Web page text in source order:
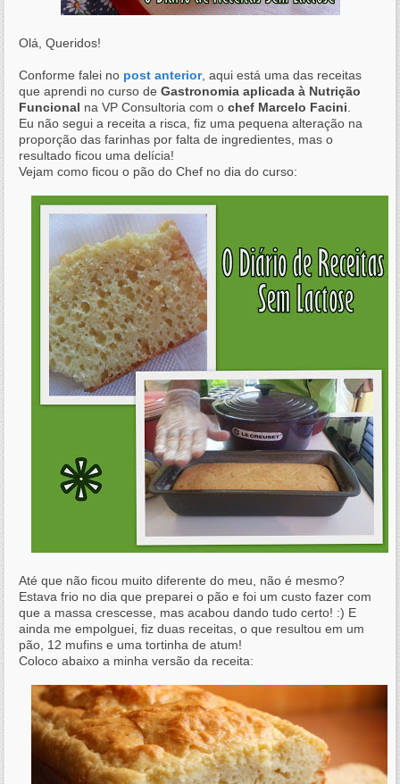
Olá, Queridos!
Conforme falei no post anterior, aqui está uma das receitas
que aprendi no curso de Gastronomia aplicada à Nutrição
Funcional na VP Consultoria com o chef Marcelo Facini
Eu não segui a receita a risca, fiz uma pequena alteração na
proporção das farinhas por falta de ingredientes, mas o
resultado ficou uma delícia!
Vejam como ficou o pão do Chef no dia do curso:
Até que não ficou muito diferente do meu, não é mesmo?
Estava frio no dia que preparei o pão e foi um custo fazer com
que a massa crescesse, mas acabou dando tudo certo! :) E
ainda me empolguei, fiz duas receitas, o que resultou em um
pão, 12 mufins e uma tortinha de atum!
Coloco abaixo a minha versão da receita: